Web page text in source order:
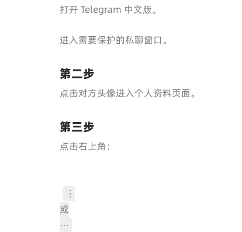
打开 Telegram 中文版。
进入需要保护的私聊窗口。
第二步
点击对方头像进入个人资料页面。
第三步
点击右上角：
⋮
或
⋯